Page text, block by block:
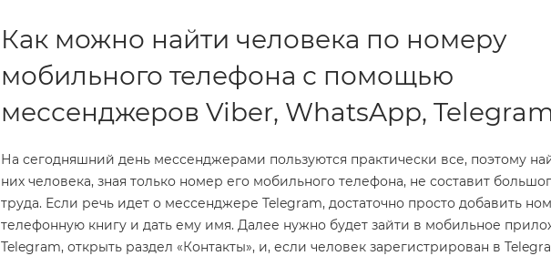
Как можно найти человека по номеру
мобильного телефона с помощью
мессенджеров Viber, WhatsApp,
На сегодняшний день мессенджерами пользуются практически все, поэтому
них человека, зная только номер его мобильного телефона, не составит
труда. Если речь идет о мессенджере Telegram, достаточно просто добавить
телефонную книгу и дать ему имя. Далее нужно будет зайти в мобильное
Telegram, открыть раздел «Контакты», и, если человек зарегистрирован в